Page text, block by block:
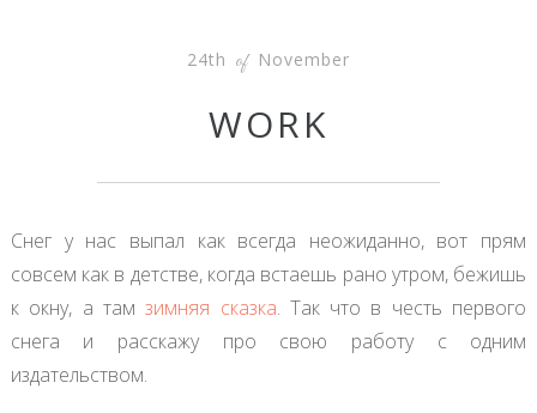
24th of November
WORK
Снег у нас выпал как всегда неожиданно, вот прям
совсем как в детстве, когда встаешь рано утром, бежишь
к окну, а тамзимняя сказка. Так что в честь первого
снега и расскажу про свою работу с одним
издательством.